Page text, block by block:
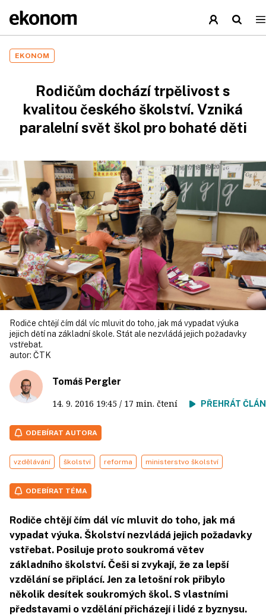
EKONOM
Rodičům dochází trpělivost s
kvalitou českého školství. Vzniká
paralelní svět škol pro bohaté děti
Rodiče chtějí čím dál víc mluvit do toho, jak má vypadat výuka
jejich dětí na základní škole. Stát ale nezvládá jejich požadavky
vstřebat.
autor: ČTK
Tomáš Pergler
14. 9. 2016 19:45 / 17 min. čtení PŘEHRÁT
ODEBÍRAT AUTORA
vzdělávání školství reforma ministerstvo školství
ODEBÍRAT TÉMA
Rodiče chtějí čím dál víc mluvit do toho, jak má
vypadat výuka. Školství nezvládá jejich požadavky
vstřebat. Posiluje proto soukromá větev
základního školství. Češi si zvykají, že za lepší
vzdělání se připlácí. Jen za letošní rok přibylo
několik desítek soukromých škol. S vlastními
představami o vzdělání přicházejí i lidé z byznysu.